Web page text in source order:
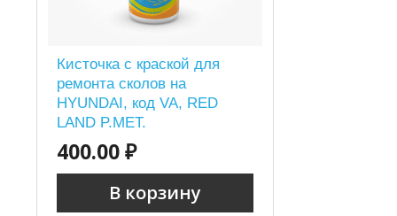
Кисточка с краской для
ремонта сколов на
HYUNDAI, код VA, RED
LAND P.MET.
400.00 ₽
В корзину